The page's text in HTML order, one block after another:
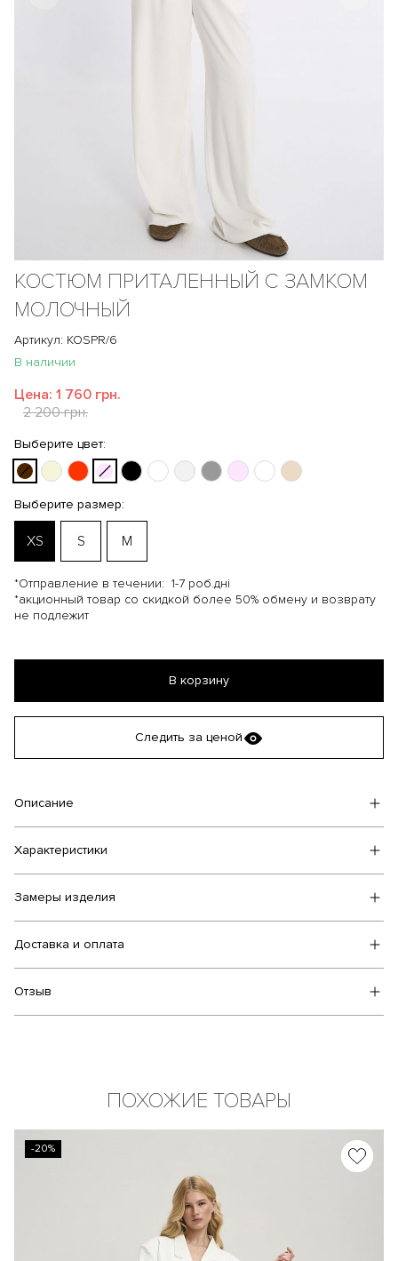
КОСТЮМ ПРИТАЛЕННЫЙ С ЗАМКОМ
МОЛОЧНЫЙ
Артикул: KOSPR/6
В наличии
Цена: 1 760 грн.
2 200 грн.
Выберите цвет:
Выберите размер:
XS S M
*Отправление в течении: 1-7 роб.дні
*акционный товар со скидкой более 50% обмену и возврату
не подлежит
В корзину
Следить за ценой
Описание
Характеристики
Замеры изделия
Доставка и оплата
Отзыв
ПОХОЖИЕ ТОВАРЫ
-20%